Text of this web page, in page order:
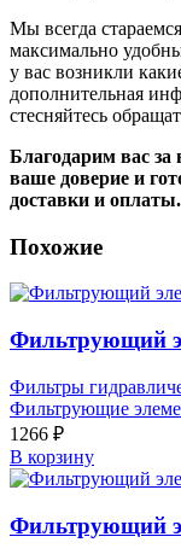
Мы всегда
максимально
у вас возникли
дополнительная
стесняйтесь
Благодарим вас
ваше доверие и
доставки и оплаты.
Похожие
Фильтрующий
Фильтры
Фильтрующие
1266 ₽
В корзину
Фильтрующий